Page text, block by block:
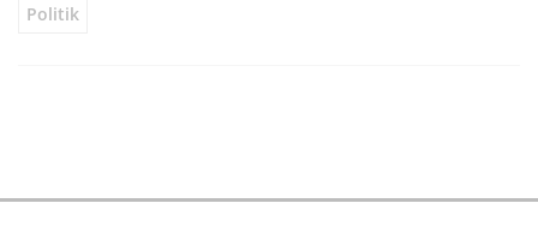
Politik